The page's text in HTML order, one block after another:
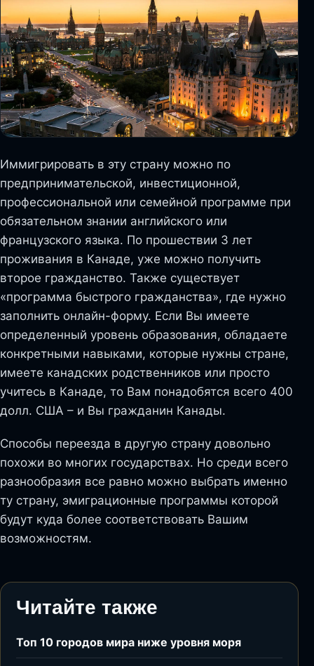
Иммигрировать в эту страну можно по
предпринимательской, инвестиционной,
профессиональной или семейной программе при
обязательном знании английского или
французского языка. По прошествии 3 лет
проживания в Канаде, уже можно получить
второе гражданство. Также существует
«программа быстрого гражданства», где нужно
заполнить онлайн-форму. Если Вы имеете
определенный уровень образования, обладаете
конкретными навыками, которые нужны стране,
имеете канадских родственников или просто
учитесь в Канаде, то Вам понадобятся всего 400
долл. США – и Вы гражданин Канады.
Способы переезда в другую страну довольно
похожи во многих государствах. Но среди всего
разнообразия все равно можно выбрать именно
ту страну, эмиграционные программы которой
будут куда более соответствовать Вашим
возможностям.
Читайте также
Топ 10 городов мира ниже уровня моря